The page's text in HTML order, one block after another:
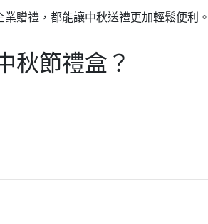
贈禮，都能讓中秋送禮更加輕鬆便利。
秋節禮盒？